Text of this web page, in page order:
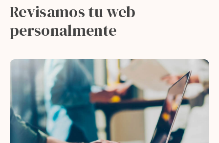
Revisamos tu web
personalmente